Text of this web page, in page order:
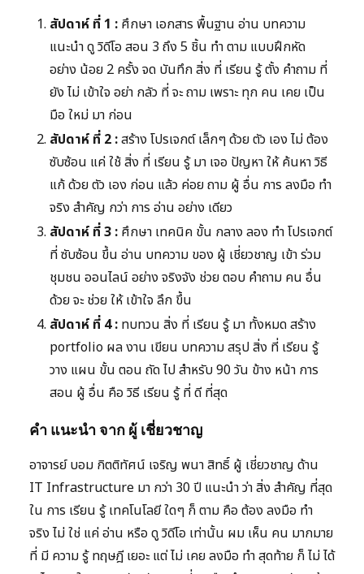
สัปดาห์ ที่ 1 : ศึกษา เอกสาร พื้นฐาน อ่าน บทความ
แนะนำ ดู วิดีโอ สอน 3 ถึง 5 ชิ้น ทำ ตาม แบบฝึกหัด
อย่าง น้อย 2 ครั้ง จด บันทึก สิ่ง ที่ เรียน รู้ ตั้ง คำถาม ที่
ยัง ไม่ เข้าใจ อย่า กลัว ที่ จะ ถาม เพราะ ทุก คน เคย เป็น
มือ ใหม่ มา ก่อน
สัปดาห์ ที่ 2 :สร้าง โปรเจกต์ เล็กๆ ด้วย ตัว เอง ไม่ ต้อง
ซับซ้อน แค่ ใช้ สิ่ง ที่ เรียน รู้ มา เจอ ปัญหา ให้ ค้นหา วิธี
แก้ ด้วย ตัว เอง ก่อน แล้ว ค่อย ถาม ผู้ อื่น การ ลงมือ ทำ
จริง สำคัญ กว่า การ อ่าน อย่าง เดียว
สัปดาห์ ที่ 3 : ศึกษา เทคนิค ขั้น กลาง ลอง ทำ โปรเจกต์
ที่ ซับซ้อน ขึ้น อ่าน บทความ ของ ผู้ เชี่ยวชาญ เข้า ร่วม
ชุมชน ออนไลน์ อย่าง จริงจัง ช่วย ตอบ คำถาม คน อื่น
ด้วย จะ ช่วย ให้ เข้าใจ ลึก ขึ้น
สัปดาห์ ที่ 4 : ทบทวน สิ่ง ที่ เรียน รู้ มา ทั้งหมด สร้าง
portfolio ผล งาน เขียน บทความ สรุป สิ่ง ที่ เรียน รู้
วาง แผน ขั้น ตอน ถัด ไป สำหรับ 90 วัน ข้าง หน้า การ
สอน ผู้ อื่น คือ วิธี เรียน รู้ ที่ ดี ที่สุด
คำ แนะนำ จาก ผู้ เชี่ยวชาญ
อาจารย์ บอม กิตติทัศน์ เจริญ พนา สิทธิ์ ผู้ เชี่ยวชาญ ด้าน
IT Infrastructure มา กว่า 30 ปี แนะนำ ว่า สิ่ง สำคัญ ที่สุด
ใน การ เรียน รู้ เทคโนโลยี ใดๆ ก็ ตาม คือ ต้อง ลงมือ ทำ
จริง ไม่ ใช่ แค่ อ่าน หรือ ดู วิดีโอ เท่านั้น ผม เห็น คน มากมาย
ที่ มี ความ รู้ ทฤษฎี เยอะ แต่ ไม่ เคย ลงมือ ทำ สุดท้าย ก็ ไม่ ได้